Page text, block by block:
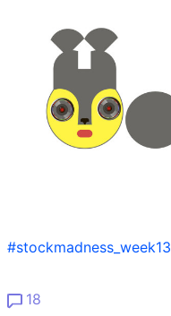
#stockmadness_week13
18